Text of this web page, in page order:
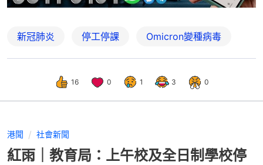
新冠肺炎 停工停課 Omicron變種病毒
16 0 1 3 0
港聞 社會新聞
紅雨｜教育局：上午校及全日制學校停